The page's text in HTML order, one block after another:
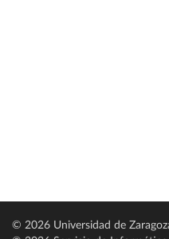
© 2026 Universidad de